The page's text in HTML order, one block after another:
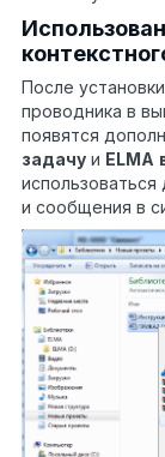
После
проводника в
появятся
задачу и ELMA
и сообщения в